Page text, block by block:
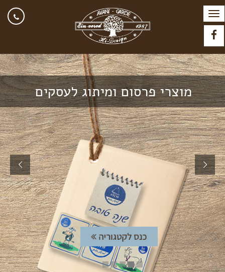
Facebook
תפריט
מוצרי פרסום ומיתוג לעסקים